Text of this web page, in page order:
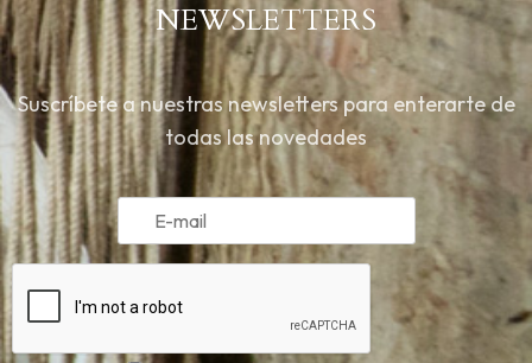
NEWSLETTERS
Suscríbete a nuestras newsletters para enterarte de
todas las novedades